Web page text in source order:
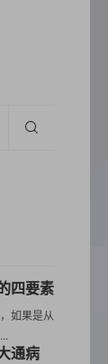
四要素
如果是从
通病